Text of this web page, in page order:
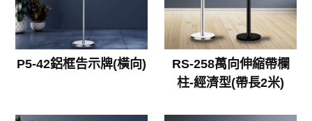
P5-42鋁框告示牌(橫向)
RS-258萬向伸縮帶欄
柱-經濟型(帶長2米)